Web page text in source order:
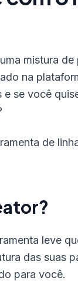
mistura de
na
se você
de
leve
das suas
para você.